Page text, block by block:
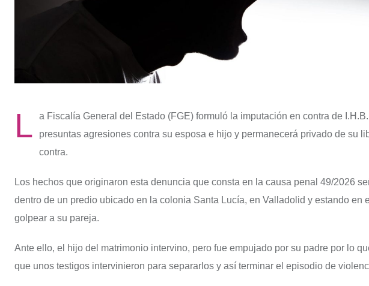
L
a Fiscalía General del Estado (FGE) formuló la imputación en contra de
presuntas agresiones contra su esposa e hijo y permanecerá privado de su
contra.
Los hechos que originaron esta denuncia que consta en la causa penal 49/2026
dentro de un predio ubicado en la colonia Santa Lucía, en Valladolid y estando en
golpear a su pareja.
Ante ello, el hijo del matrimonio intervino, pero fue empujado por su padre por lo
que unos testigos intervinieron para separarlos y así terminar el episodio de